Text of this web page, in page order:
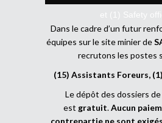
et (1) Safety
Dans le cadre d’un futur
équipes sur le site minier de
recrutons les postes
(15) Assistants Foreurs,
Le dépôt des dossiers
est gratuit.Aucun